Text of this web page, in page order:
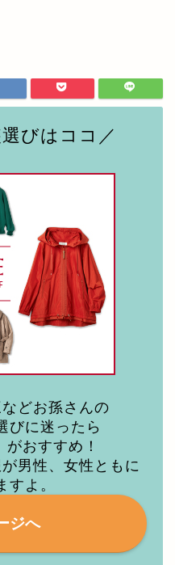
びはココ／
どお孫さんの
びに迷ったら
がおすすめ！
男性、女性ともに
すよ。
ジへ